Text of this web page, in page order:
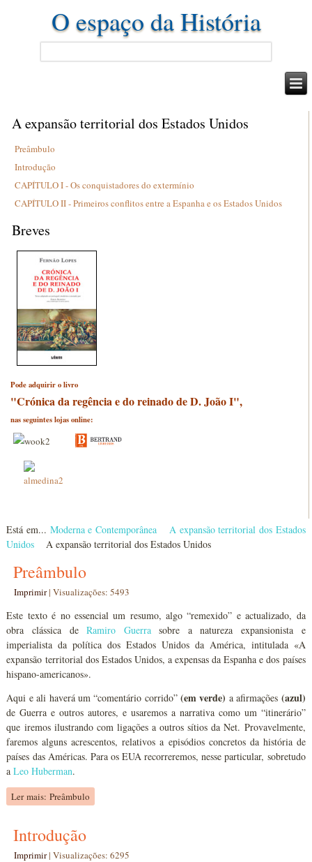
O espaço da História
A expansão territorial dos Estados Unidos
Preâmbulo
Introdução
CAPÍTULO I - Os conquistadores do extermínio
CAPÍTULO II - Primeiros conflitos entre a Espanha e os Estados Unidos
Breves
Pode adquirir o livro
"Crónica da regência e do reinado de D. João I",
nas seguintes lojas online:
Está em... Moderna e Contemporânea
A expansão territorial dos Estados
Unidos
A expansão territorial dos Estados Unidos
Preâmbulo
Imprimir|Visualizações: 5493
Este texto é no essencial um resumo, algo “remexido” e actualizado, da
obra clássica deRamiro Guerrasobre a natureza expansionista e
imperialista da política dos Estados Unidos da América, intitulada «A
expansão territorial dos Estados Unidos, a expensas da Espanha e dos países
hispano-americanos».
Aqui e ali haverá um “comentário corrido”(em verde) a afirmações (azul)
de Guerra e outros autores, e usaremos a narrativa como um “itinerário”
que iremos ilustrando com ligações a outros sítios da Net. Provavelmente,
faremos alguns acrescentos, relativos a episódios concretos da história de
países das Américas. Para os EUA recorreremos, nesse particular, sobretudo
aLeo Huberman.
Ler mais: Preâmbulo
Introdução
Imprimir|Visualizações: 6295